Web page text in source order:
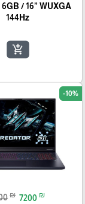
6GB / 16” WUXGA
144Hz
add_shopping_cart
-10%
₪ 7200 ₪